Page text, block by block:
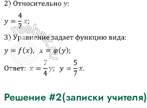
Решение #2(записки учителя)